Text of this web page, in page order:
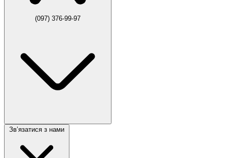
(097) 376-99-97
Звʼязатися з нами